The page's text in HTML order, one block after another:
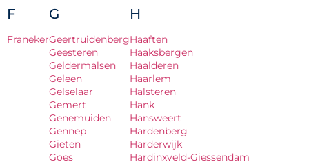
F
Franeker
G
Geertruidenberg
Geesteren
Geldermalsen
Geleen
Gelselaar
Gemert
Genemuiden
Gennep
Gieten
Goes
H
Haaften
Haaksbergen
Haalderen
Haarlem
Halsteren
Hank
Hansweert
Hardenberg
Harderwijk
Hardinxveld-Giessendam